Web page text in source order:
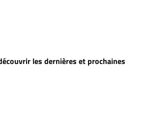
les dernières et prochaines